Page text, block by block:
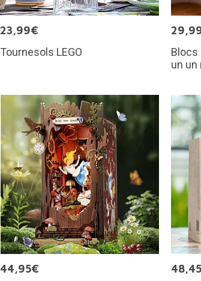
23,99€
Tournesols LEGO
Blocs
un un
44,95€